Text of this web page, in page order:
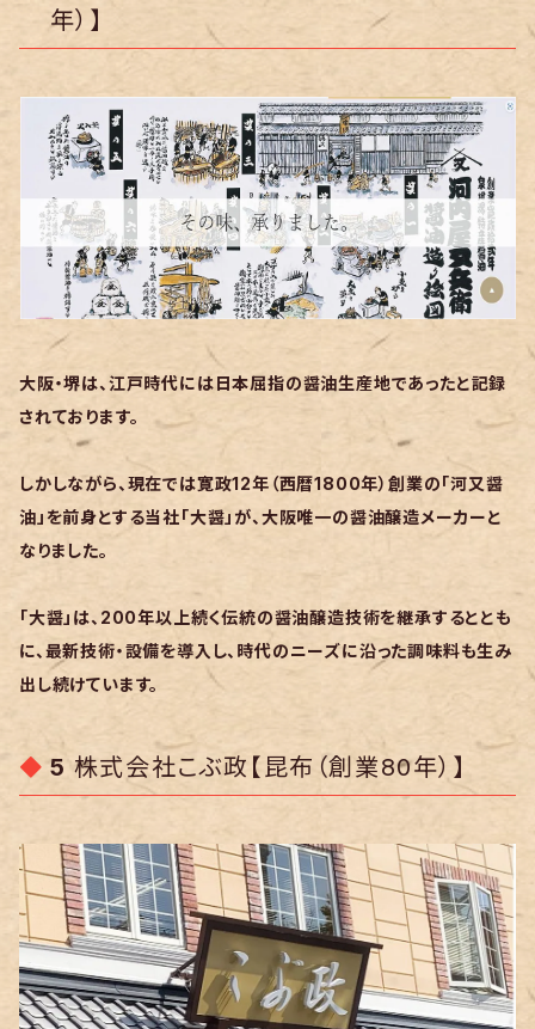
年）】
大阪・堺は、江戸時代には日本屈指の醤油生産地であったと記録
されております。
しかしながら、現在では寛政12年（西暦1800年）創業の「河又醤
油」を前身とする当社「大醤」が、大阪唯一の醤油醸造メーカーと
なりました。
「大醤」は、200年以上続く伝統の醤油醸造技術を継承するととも
に、最新技術・設備を導入し、時代のニーズに沿った調味料も生み
出し続けています。
5 株式会社こぶ政【昆布（創業80年）】